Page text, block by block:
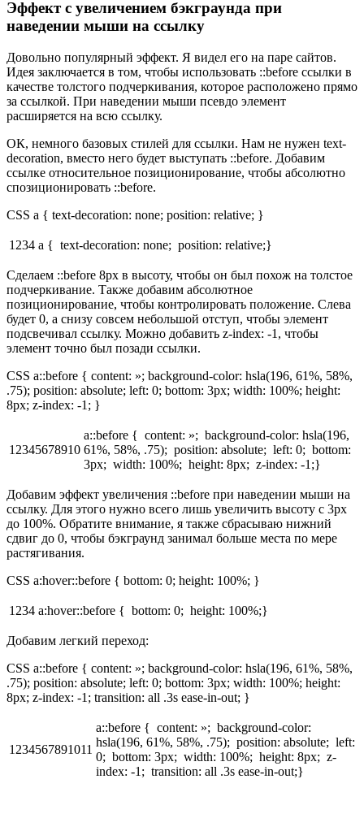
Эффект с увеличением бэкграунда при
наведении мыши на ссылку
Довольно популярный эффект. Я видел его на паре сайтов.
Идея заключается в том, чтобы использовать ::before ссылки в
качестве толстого подчеркивания, которое расположено прямо
за ссылкой. При наведении мыши псевдо элемент
расширяется на всю ссылку.
ОК, немного базовых стилей для ссылки. Нам не нужен text-
decoration, вместо него будет выступать ::before. Добавим
ссылке относительное позиционирование, чтобы абсолютно
спозиционировать ::before.
CSS a { text-decoration: none; position: relative; }
1234 a { text-decoration: none; position: relative;}
Сделаем ::before 8px в высоту, чтобы он был похож на толстое
подчеркивание. Также добавим абсолютное
позиционирование, чтобы контролировать положение. Слева
будет 0, а снизу совсем небольшой отступ, чтобы элемент
подсвечивал ссылку. Можно добавить z-index: -1, чтобы
элемент точно был позади ссылки.
CSS a::before { content: »; background-color: hsla(196, 61%, 58%,
.75); position: absolute; left: 0; bottom: 3px; width: 100%; height:
8px; z-index: -1; }
12345678910
a::before { content: »; background-color: hsla(196,
61%, 58%, .75); position: absolute; left: 0; bottom:
3px; width: 100%; height: 8px; z-index: -1;}
Добавим эффект увеличения ::before при наведении мыши на
ссылку. Для этого нужно всего лишь увеличить высоту с 3px
до 100%. Обратите внимание, я также сбрасываю нижний
сдвиг до 0, чтобы бэкграунд занимал больше места по мере
растягивания.
CSS a:hover::before { bottom: 0; height: 100%; }
1234 a:hover::before { bottom: 0; height: 100%;}
Добавим легкий переход:
CSS a::before { content: »; background-color: hsla(196, 61%, 58%,
.75); position: absolute; left: 0; bottom: 3px; width: 100%; height:
8px; z-index: -1; transition: all .3s ease-in-out; }
1234567891011
a::before { content: »; background-color:
hsla(196, 61%, 58%, .75); position: absolute; left:
0; bottom: 3px; width: 100%; height: 8px; z-
index: -1; transition: all .3s ease-in-out;}